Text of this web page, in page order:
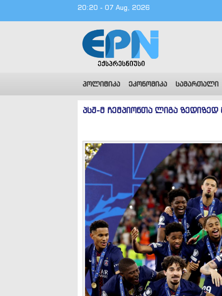
20:20 - 07 Aug, 2026
პოლიტიკა ეკონომიკა სამართალი
პსჟ-მ ჩემპიონთა ლიგა